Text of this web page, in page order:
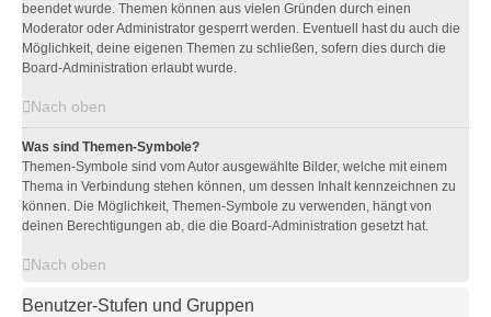
beendet wurde. Themen können aus vielen Gründen durch einen
Moderator oder Administrator gesperrt werden. Eventuell hast du auch die
Möglichkeit, deine eigenen Themen zu schließen, sofern dies durch die
Board-Administration erlaubt wurde.
Nach oben
Was sind Themen-Symbole?
Themen-Symbole sind vom Autor ausgewählte Bilder, welche mit einem
Thema in Verbindung stehen können, um dessen Inhalt kennzeichnen zu
können. Die Möglichkeit, Themen-Symbole zu verwenden, hängt von
deinen Berechtigungen ab, die die Board-Administration gesetzt hat.
Nach oben
Benutzer-Stufen und Gruppen